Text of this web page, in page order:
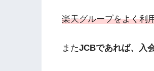
楽天グループをよく利
またJCBであれば、入